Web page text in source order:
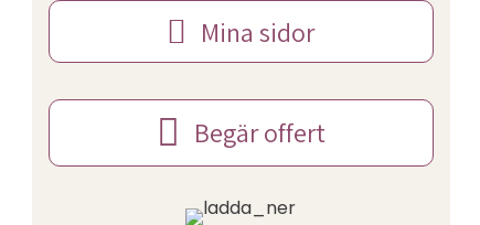
Mina sidor
Begär offert